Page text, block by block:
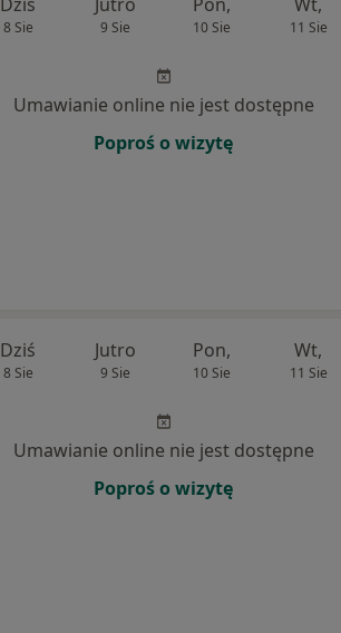
8 Sie 9 Sie 10 Sie 11 Sie
Umawianie online nie jest dostępne
Poproś o wizytę
Dziś
8 Sie
Jutro
9 Sie
Pon,
10 Sie
Wt,
11 Sie
Umawianie online nie jest dostępne
Poproś o wizytę